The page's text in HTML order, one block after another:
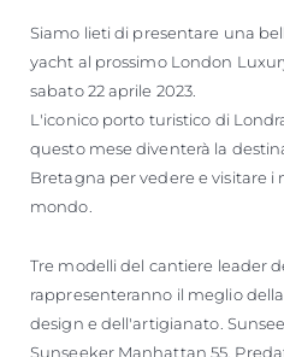
Siamo lieti di presentare una
yacht al prossimo London
sabato 22 aprile 2023.
L'iconico porto turistico di
questo mese diventerà la
Bretagna per vedere e visitare i
mondo.
Tre modelli del cantiere leader
rappresenteranno il meglio
design e dell'artigianato.
Sunseeker Manhattan 55,